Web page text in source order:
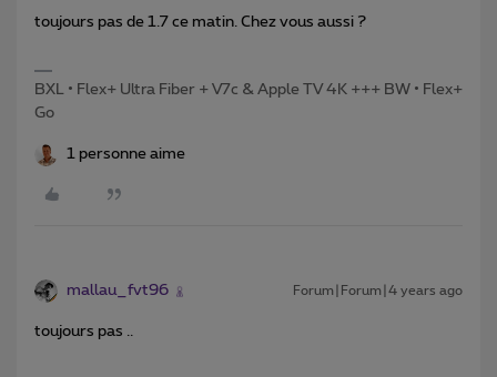
toujours pas de 1.7 ce matin. Chez vous aussi ?
BXL • Flex+ Ultra Fiber + V7c & Apple TV 4K +++ BW • Flex+
Go
1 personne aime
mallau_fvt96 Forum|Forum|4 years ago
toujours pas ..